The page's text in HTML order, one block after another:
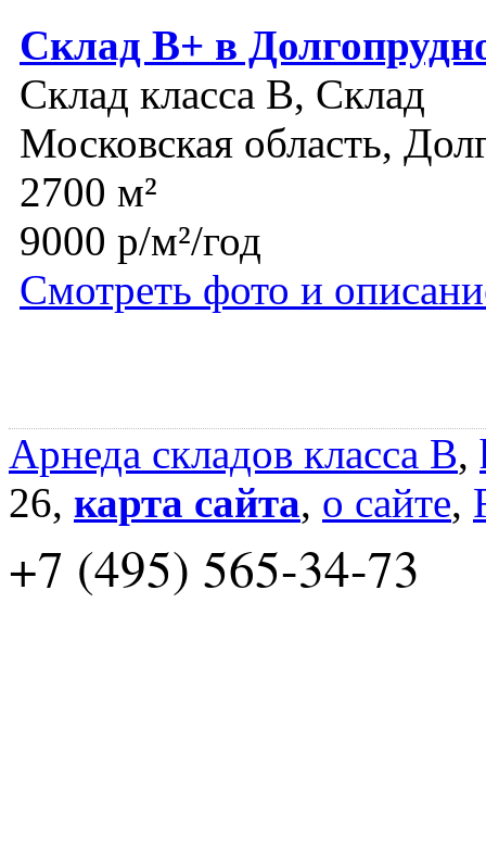
Склад В+ в
Склад класса B, Склад
Московская область,
2700 м²
9000 р/м²/год
Смотреть фото и
Арнеда складов класса B,
26, карта сайта, о сайте,
+7 (495) 565-34-73